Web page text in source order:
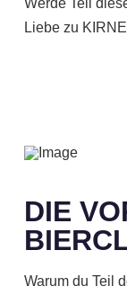
Liebe zu
DIE
Warum du Teil